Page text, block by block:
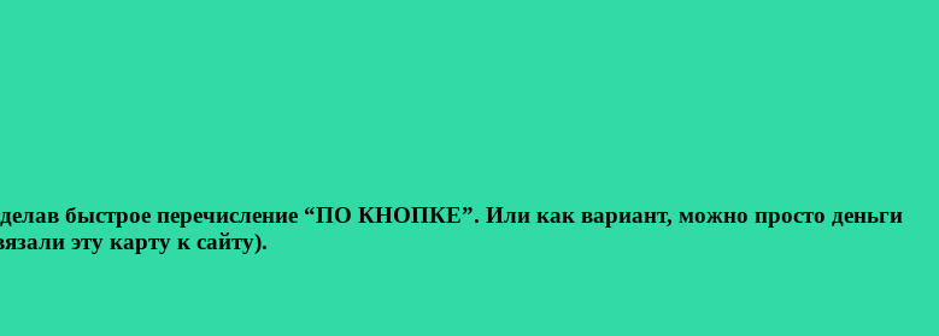
быстрое перечисление “ПО КНОПКЕ”. Или как вариант, можно просто деньги
эту карту к сайту).